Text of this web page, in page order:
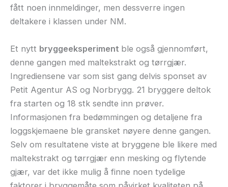
fått noen innmeldinger, men dessverre ingen
deltakere i klassen under NM.
Et nytt bryggeeksperiment ble også gjennomført,
denne gangen med maltekstrakt og tørrgjær.
Ingrediensene var som sist gang delvis sponset av
Petit Agentur AS og Norbrygg. 21 bryggere deltok
fra starten og 18 stk sendte inn prøver.
Informasjonen fra bedømmingen og detaljene fra
loggskjemaene ble gransket nøyere denne gangen.
Selv om resultatene viste at bryggene ble likere med
maltekstrakt og tørrgjær enn mesking og flytende
gjær, var det ikke mulig å finne noen tydelige